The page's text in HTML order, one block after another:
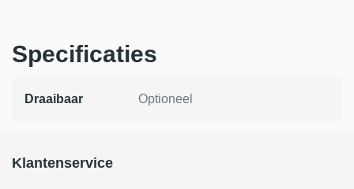
Specificaties
Draaibaar Optioneel
Klantenservice